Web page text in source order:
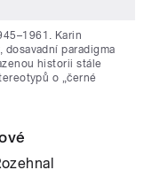
Karin
dosavadní paradigma
historii stále
o „černé